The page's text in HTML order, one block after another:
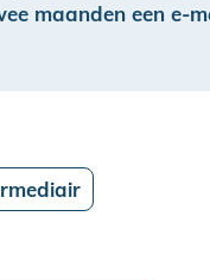
maanden een e-